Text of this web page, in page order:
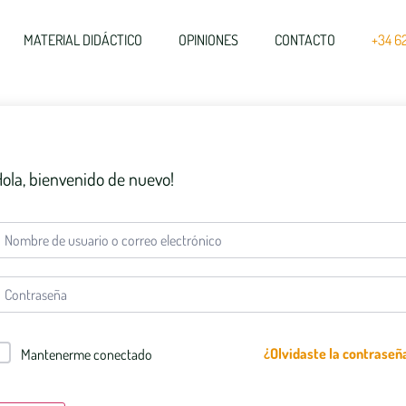
MATERIAL DIDÁCTICO OPINIONES CONTACTO +34
bienvenido de nuevo!
Mantenerme conectado ¿Olvidaste la